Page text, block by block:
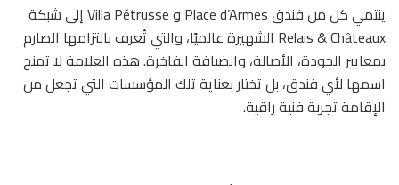
ينتمي كل من فندق Place d’Armes و Villa Pétrusse إلى شبكة
Relais & Châteaux الشهيرة عالميًا، والتي تُعرف بالتزامها الصارم
بمعايير الجودة، الأصالة، والضيافة الفاخرة. هذه العلامة لا تمنح
اسمها لأي فندق، بل تختار بعناية تلك المؤسسات التي تجعل من
الإقامة تجربة فنية راقية.